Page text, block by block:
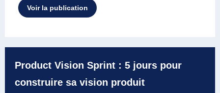
Voir la publication
Product Vision Sprint : 5 jours pour
construire sa vision produit